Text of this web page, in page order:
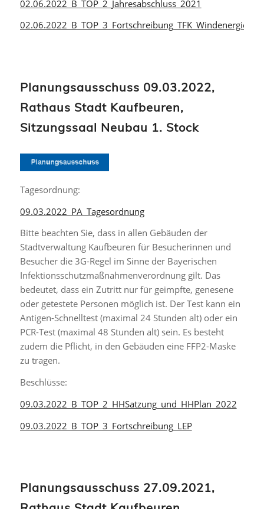
02.06.2022_B_TOP_2_Jahresabschluss_2021
02.06.2022_B_TOP_3_Fortschreibung_TFK_Windenergie
Planungsausschuss 09.03.2022,
Rathaus Stadt Kaufbeuren,
Sitzungssaal Neubau 1. Stock
Tagesordnung:
09.03.2022_PA_Tagesordnung
Bitte beachten Sie, dass in allen Gebäuden der
Stadtverwaltung Kaufbeuren für Besucherinnen und
Besucher die 3G-Regel im Sinne der Bayerischen
Infektionsschutz­maßnahmenverordnung gilt. Das
bedeutet, dass ein Zutritt nur für geimpfte, genesene
oder getestete Personen möglich ist. Der Test kann ein
Antigen-Schnelltest (maximal 24 Stunden alt) oder ein
PCR-Test (maximal 48 Stunden alt) sein. Es besteht
zudem die Pflicht, in den Gebäuden eine FFP2-Maske
zu tragen.
Beschlüsse:
09.03.2022_B_TOP_2_HHSatzung_und_HHPlan_2022
09.03.2022_B_TOP_3_Fortschreibung_LEP
Planungsausschuss 27.09.2021,